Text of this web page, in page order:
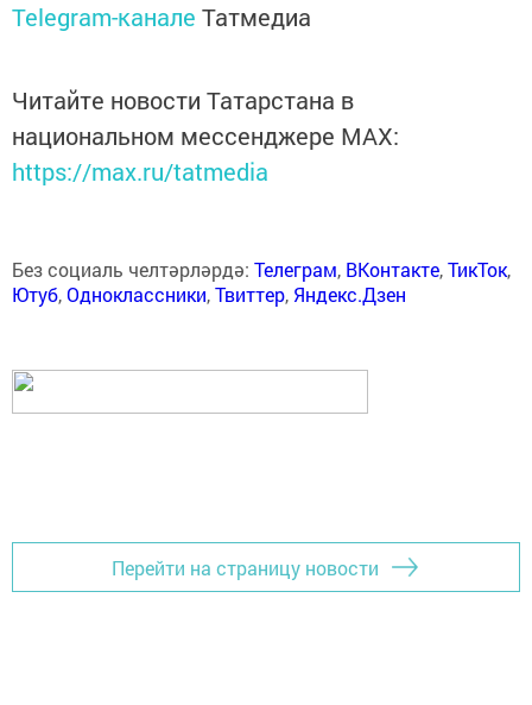
Telegram-канале Татмедиа
Читайте новости Татарстана в
национальном мессенджере MАХ:
https://max.ru/tatmedia
Без социаль челтәрләрдә: Телеграм, ВКонтакте,ТикТок,
Ютуб,Одноклассники,Твиттер, Яндекс.Дзен
Перейти на страницу новости